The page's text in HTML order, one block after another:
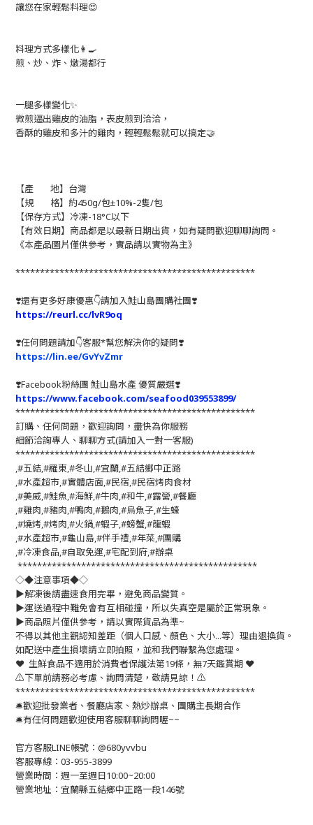
讓您在家輕鬆料理😍
料理方式多樣化👩‍🍳
煎、炒、炸、燉湯都行
一腿多樣變化✨
微煎逼出雞皮的油脂，表皮煎到洽洽，
香酥的雞皮和多汁的雞肉，輕輕鬆鬆就可以搞定🤝
【產 地】台灣
【規 格】約450g/包±10%-2隻/包
【保存方式】冷凍-18°C以下
【有效日期】商品都是以最新日期出貨，如有疑問歡迎聊聊詢問。
《本產品圖片僅供參考，實品請以實物為主》
*************************************************
❣️還有更多好康優惠👇請加入鮭山島團購社團❣️
https://reurl.cc/lvR9oq
❣️任何問題請加👇客服*幫您解決你的疑問❣️
https://lin.ee/GvYvZmr
❣️Facebook粉絲團 鮭山島水產 優質嚴選❣️
https://www.facebook.com/seafood039553899/
*************************************************
訂購、任何問題，歡迎詢問，盡快為你服務
細節洽詢專人、聊聊方式(請加入一對一客服)
*************************************************
,#五結,#羅東,#冬山,#宜蘭,#五結鄉中正路
,#水產超市,#實體店面,#民宿,#民宿烤肉食材
,#美威,#鮭魚,#海鮮,#牛肉,#和牛,#露營,#餐廳
,#雞肉,#豬肉,#鴨肉,#鵝肉,#烏魚子,#生蠔
,#燒烤,#烤肉,#火鍋,#蝦子,#螃蟹,#龍蝦
,#水產超市,#龜山島,#伴手禮,#年菜,#團購
,#冷凍食品,#自取免運,#宅配到府,#辦桌
*************************************************
◇◆注意事項◆◇
▶️解凍後請盡速食用完畢，避免商品變質。
▶️運送過程中難免會有互相碰撞，所以失真空是屬於正常現象。
▶️商品照片僅供參考，請以實際貨品為準~
不得以其他主觀認知差距（個人口感、顏色、大小...等）理由退換貨。
如配送中產生損壞請立即拍照，並和我們聯繫為您處理。
❤️ 生鮮食品不適用於消費者保護法第19條，無7天鑑賞期 ❤️
⚠️下單前請務必考慮、詢問清楚，敬請見諒！⚠️
*************************************************
🛎歡迎批發業者、餐廳店家、熱炒辦桌、團購主長期合作
🛎有任何問題歡迎使用客服聊聊詢問喔~~
官方客服LINE帳號：@680yvvbu
客服專線：03-955-3899
營業時間：週一至週日10:00~20:00
營業地址：宜蘭縣五結鄉中正路一段146號